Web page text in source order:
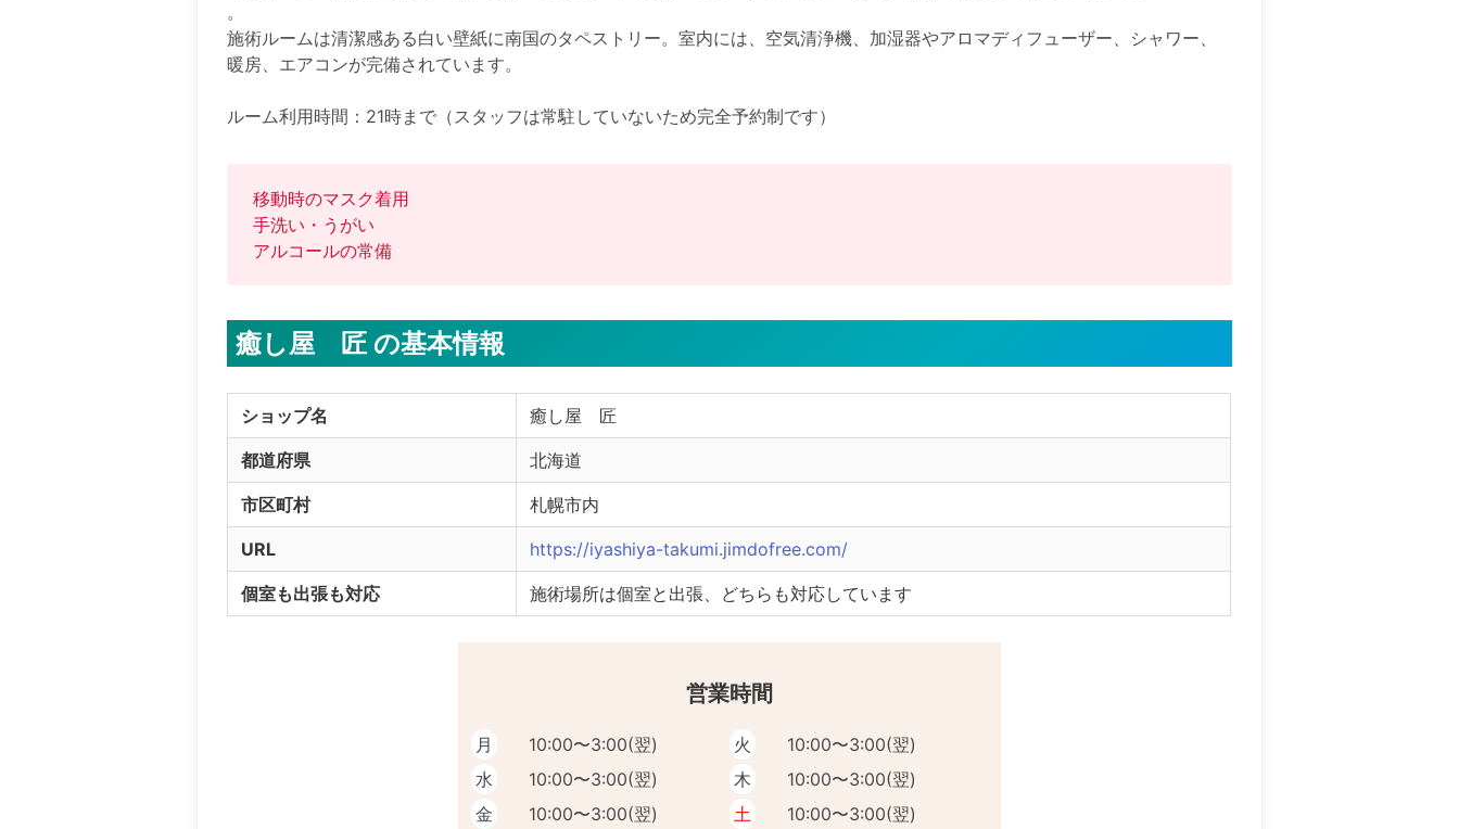
。
施術ルームは清潔感ある白い壁紙に南国のタペストリー。室内には、空気清浄機、加湿器やアロマディフューザー、シャワー、
暖房、エアコンが完備されています。
ルーム利用時間：21時まで（スタッフは常駐していないため完全予約制です）
移動時のマスク着用
手洗い・うがい
癒し屋 匠 の基本情報
ショップ名 癒し屋 匠
都道府県 北海道
市区町村 札幌市内
URL https://iyashiya-takumi.jimdofree.com/
個室も出張も対応 施術場所は個室と出張、どちらも対応しています
営業時間
月 10:00〜3:00(翌) 火
10:00〜3:00(翌)
水
10:00〜3:00(翌) 木
10:00〜3:00(翌)
金
10:00〜3:00(翌) 土
10:00〜3:00(翌)